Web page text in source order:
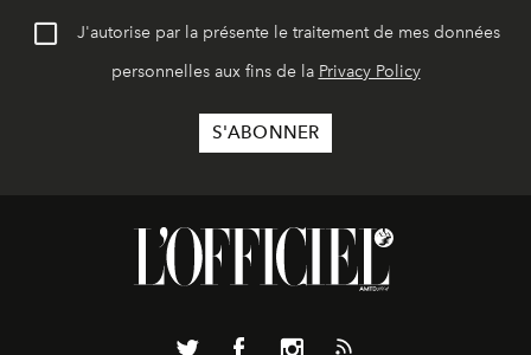
J'autorise par la présente le traitement de mes données
personnelles aux fins de la Privacy Policy